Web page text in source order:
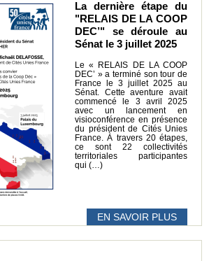
La dernière étape du
"RELAIS DE LA COOP
DEC’" se déroule au
Sénat le 3 juillet 2025
Le « RELAIS DE LA COOP
DEC’ » a terminé son tour de
France le 3 juillet 2025 au
Sénat. Cette aventure avait
commencé le 3 avril 2025
avec un lancement en
visioconférence en présence
du président de Cités Unies
France. À travers 20 étapes,
ce sont 22 collectivités
territoriales participantes
qui (…)
EN SAVOIR PLUS